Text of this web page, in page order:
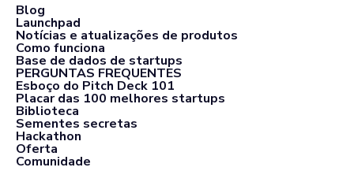
Blog
Launchpad
Notícias e atualizações de produtos
Como funciona
Base de dados de startups
PERGUNTAS FREQUENTES
Esboço do Pitch Deck 101
Placar das 100 melhores startups
Biblioteca
Sementes secretas
Hackathon
Oferta
Comunidade